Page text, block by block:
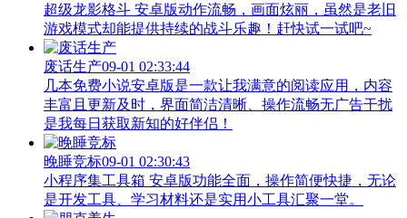
超级龙影格斗 安卓版动作流畅，画面炫丽，虽然是老旧
游戏模式却能提供持续的战斗乐趣！赶快试一试吧~
废话生产09-01 02:33:44
几本免费小说安卓版是一款让我满意的阅读应用，内容
丰富且更新及时，界面简洁清晰、操作流畅无广告干扰
是我每日获取新知的好伴侣！
晚睡竞标09-01 02:30:43
小程序集工具箱 安卓版功能全面，操作简便快捷，无论
是开发工具、学习材料还是实用小工具汇聚一堂。